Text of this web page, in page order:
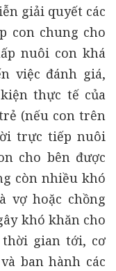
giải quyết các
con chung cho
nuôi con khá
việc đánh giá,
thực tế của
(nếu con trên
trực tiếp nuôi
cho bên được
còn nhiều khó
vợ hoặc chồng
khó khăn cho
gian tới, cơ
ban hành các